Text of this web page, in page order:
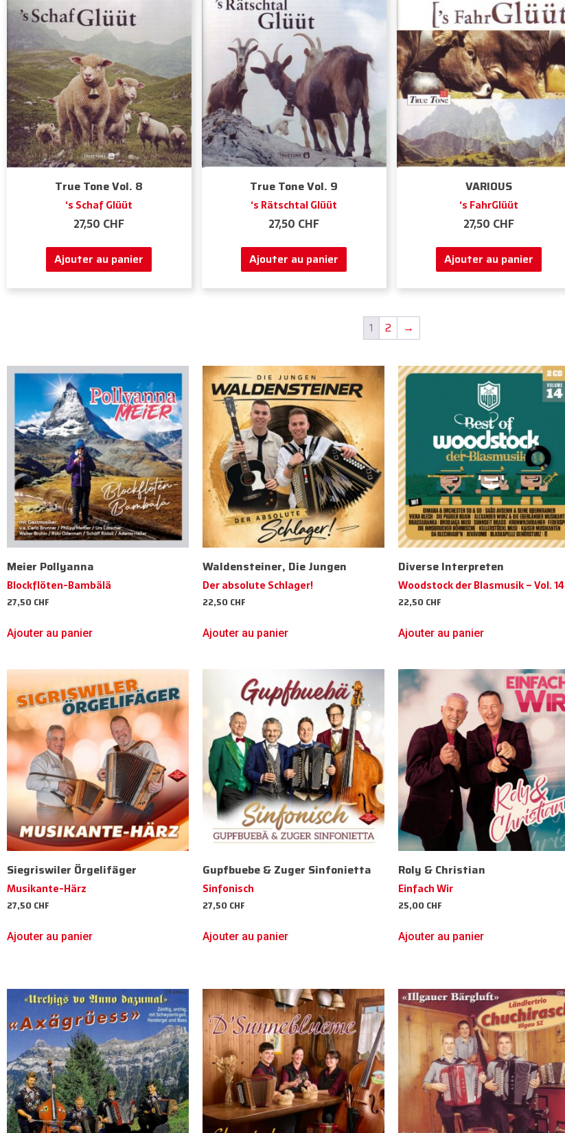
True Tone Vol. 8
‘s Schaf Glüüt
27,50 CHF
Ajouter au panier
True Tone Vol. 9
‘s Rätschtal Glüüt
27,50 CHF
Ajouter au panier
VARIOUS
‘s FahrGlüüt
27,50 CHF
Ajouter au panier
1 2 →
Meier Pollyanna
Blockflöten-Bambälä
27,50CHF
Ajouter au panier
Waldensteiner, Die Jungen
Der absolute Schlager!
22,50CHF
Ajouter au panier
Diverse Interpreten
Woodstock der Blasmusik – Vol. 14
22,50CHF
Ajouter au panier
Siegriswiler Örgelifäger
Musikante-Härz
27,50CHF
Ajouter au panier
Gupfbuebe & Zuger Sinfonietta
Sinfonisch
27,50CHF
Ajouter au panier
Roly & Christian
Einfach Wir
25,00CHF
Ajouter au panier